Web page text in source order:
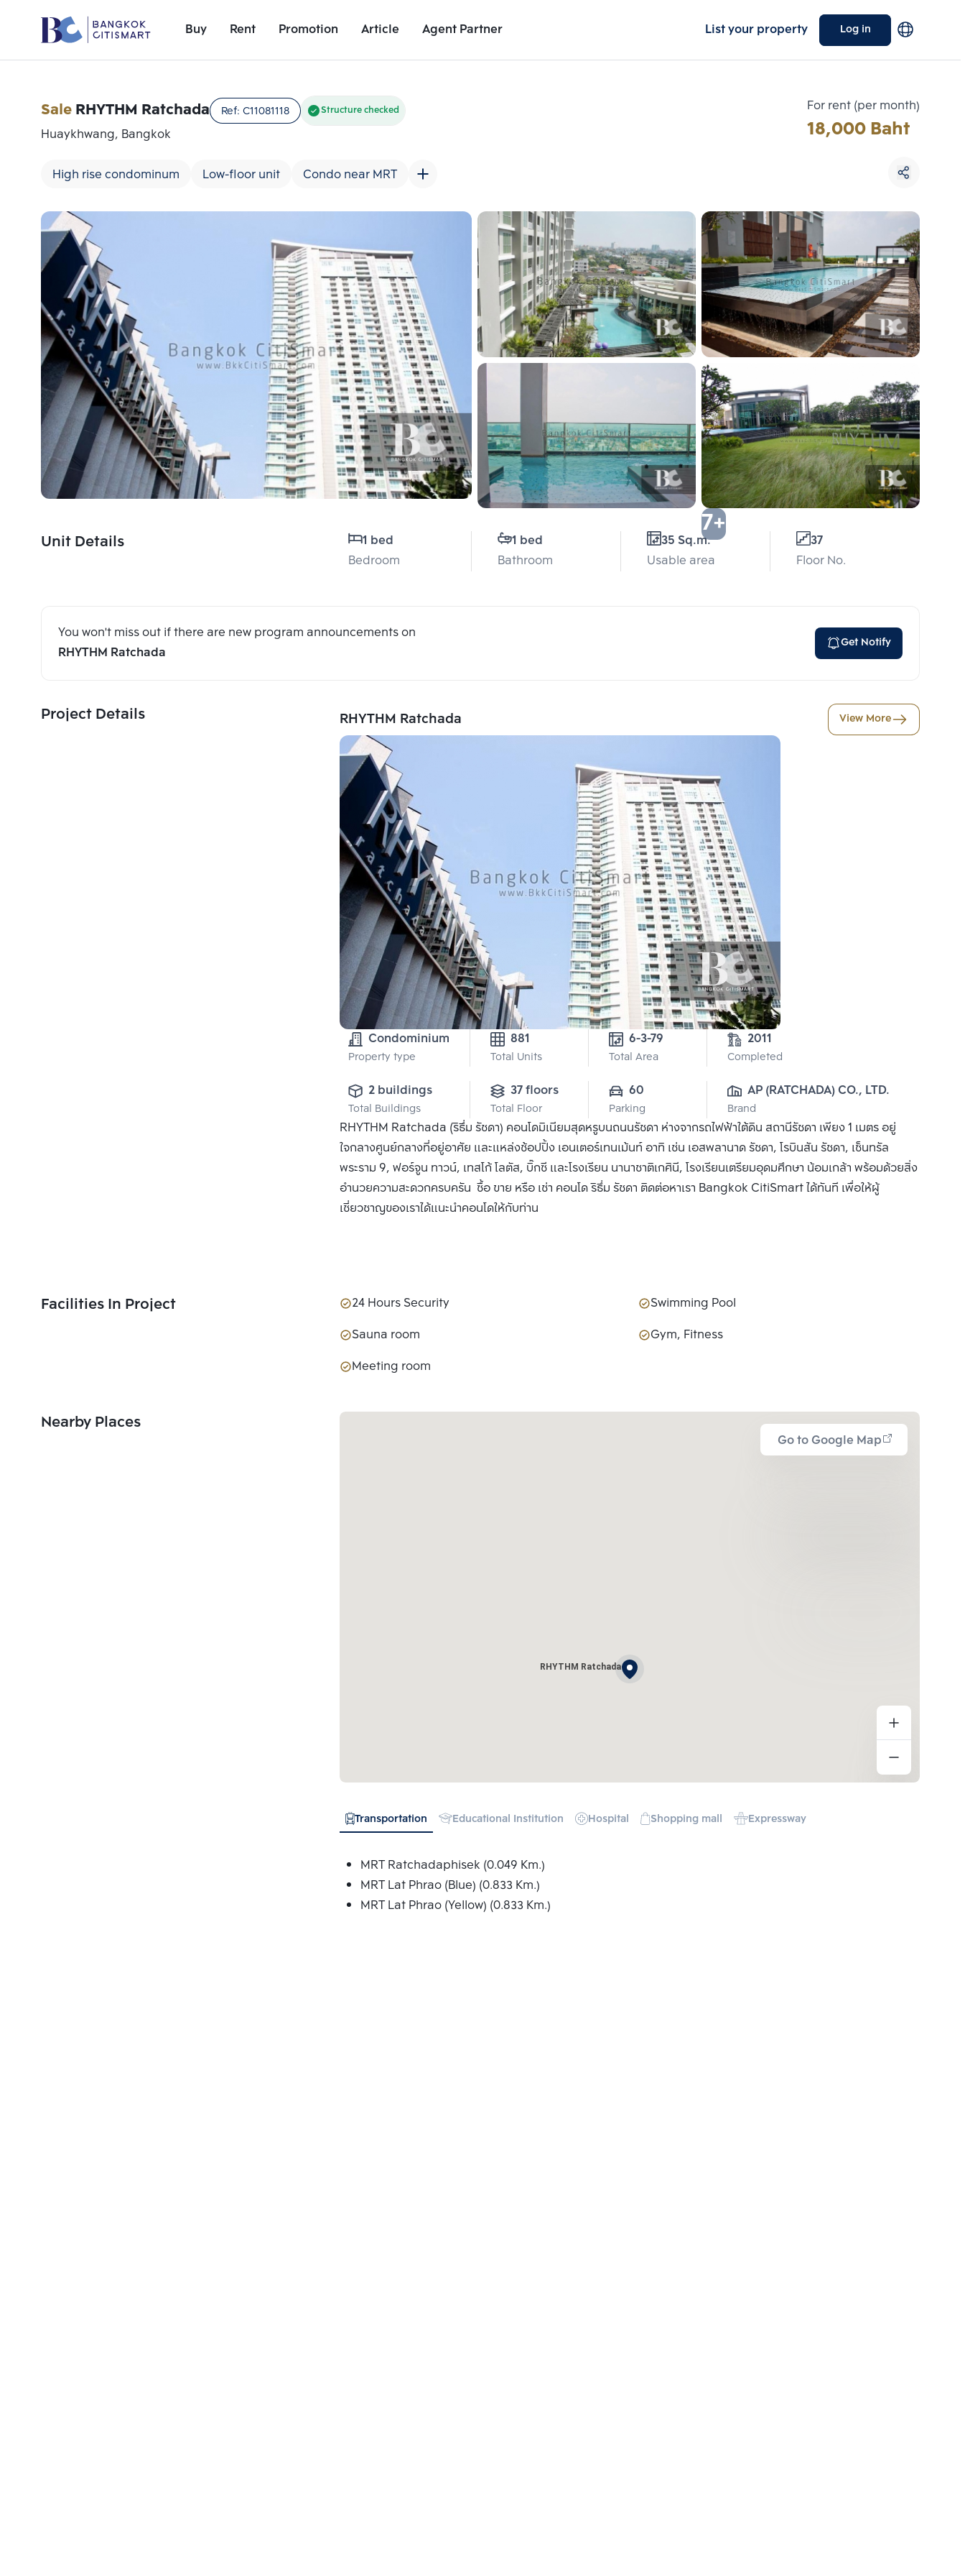
Buy Rent Promotion Article Agent Partner List your property Log in
Unit Details
SaleRHYTHM Ratchada Ref: C11081118 Structure checked
Huaykhwang, Bangkok
High rise condominum Low-floor unit Condo near MRT
For rent (per month)
18,000 Baht
7+
Unit Details
1 bed
Bedroom
1 bed
Bathroom
35 Sq.m.
Usable area
37
Floor No.
You won't miss out if there are new program announcements on
RHYTHM Ratchada
Get Notify
Project Details RHYTHM Ratchada View More
Condominium
Property type
881
Total Units
6-3-79
Total Area
2011
Completed
2 buildings
Total Buildings
37 floors
Total Floor
60
Parking
AP (RATCHADA) CO., LTD.
Brand
RHYTHM Ratchada (ริธึ่ม รัชดา) คอนโดมิเนียมสุดหรูบนถนนรัชดา ห่างจากรถไฟฟ้าใต้ดิน สถานีรัชดา เพียง 1 เมตร อยู่
ใจกลางศูนย์กลางที่อยู่อาศัย และแหล่งช้อปปิ้ง เอนเตอร์เทนเม้นท์ อาทิ เช่น เอสพลานาด รัชดา, โรบินสัน รัชดา, เซ็นทรัล
พระราม 9, ฟอร์จูน ทาวน์, เทสโก้ โลตัส, บิ๊กซี และโรงเรียน นานาชาติเกศินี, โรงเรียนเตรียมอุดมศึกษา น้อมเกล้า พร้อมด้วยสิ่ง
อำนวยความสะดวกครบครัน ซื้อ ขาย หรือ เช่า คอนโด ริธึ่ม รัชดา ติดต่อหาเรา Bangkok CitiSmart ได้ทันที เพื่อให้ผู้
เชี่ยวชาญของเราได้แนะนำคอนโดให้กับท่าน
Facilities In Project 24 Hours Security
Swimming Pool
Sauna room
Gym, Fitness
Meeting room
Nearby Places
Go to Google Map
RHYTHM Ratchada
Transportation Educational Institution Hospital Shopping mall Expressway
MRT Ratchadaphisek (0.049 Km.)
MRT Lat Phrao (Blue) (0.833 Km.)
MRT Lat Phrao (Yellow) (0.833 Km.)
Add comparative units
Number 2
Add comparative units
Number 3
Choose comparative unit
Maximum 3 units
Compare
Clear all